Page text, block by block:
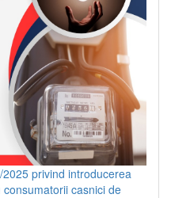
privind introducerea
casnici de